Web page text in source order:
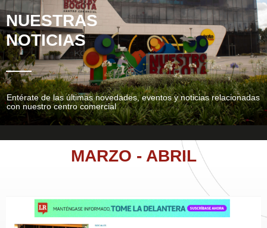
NUESTRAS
NOTICIAS
Entérate de las últimas novedades, eventos y noticias relacionadas
con nuestro centro comercial
MARZO - ABRIL